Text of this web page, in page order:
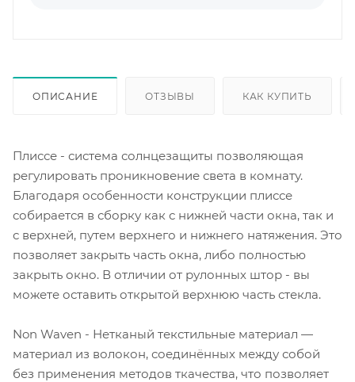
ОПИСАНИЕ ОТЗЫВЫ КАК КУПИТЬ
Плиссе - система солнцезащиты позволяющая
регулировать проникновение света в комнату.
Благодаря особенности конструкции плиссе
собирается в сборку как с нижней части окна, так и
с верхней, путем верхнего и нижнего натяжения. Это
позволяет закрыть часть окна, либо полностью
закрыть окно. В отличии от рулонных штор - вы
можете оставить открытой верхнюю часть стекла.
Non Waven - Нетканый текстильные материал —
материал из волокон, соединённых между собой
без применения методов ткачества, что позволяет